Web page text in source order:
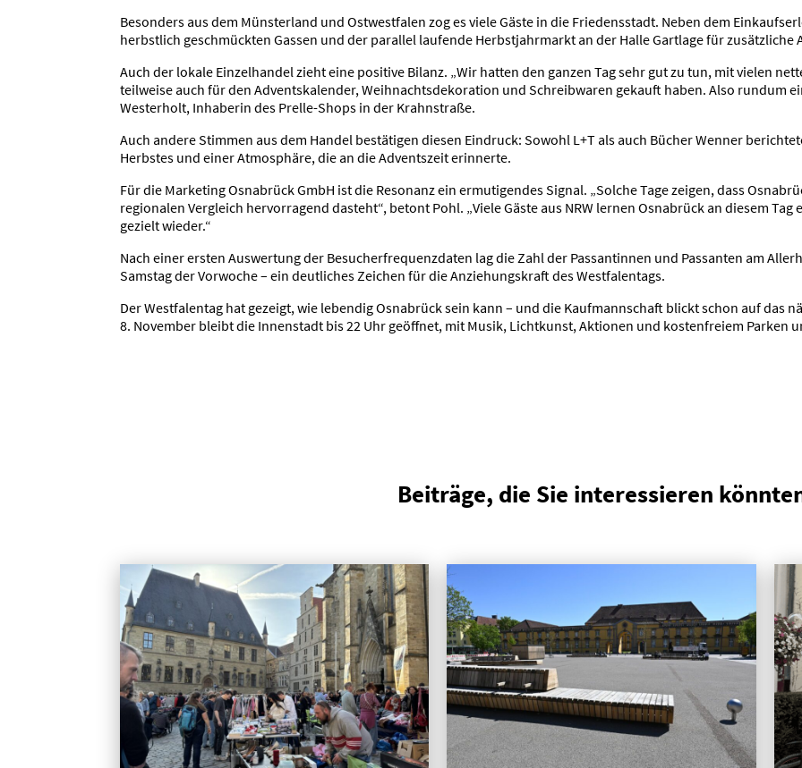
Besonders aus dem Münsterland und Ostwestfalen zog es viele Gäste in die Friedensstadt. Neben dem
herbstlich geschmückten Gassen und der parallel laufende Herbstjahrmarkt an der Halle Gartlage für zusätzliche
Auch der lokale Einzelhandel zieht eine positive Bilanz. „Wir hatten den ganzen Tag sehr gut zu tun, mit vielen
teilweise auch für den Adventskalender, Weihnachtsdekoration und Schreibwaren gekauft haben. Also rundum
Westerholt, Inhaberin des Prelle-Shops in der Krahnstraße.
Auch andere Stimmen aus dem Handel bestätigen diesen Eindruck: Sowohl L+T als auch Bücher Wenner
Herbstes und einer Atmosphäre, die an die Adventszeit erinnerte.
Für die Marketing Osnabrück GmbH ist die Resonanz ein ermutigendes Signal. „Solche Tage zeigen, dass
regionalen Vergleich hervorragend dasteht“, betont Pohl. „Viele Gäste aus NRW lernen Osnabrück an diesem
gezielt wieder.“
Nach einer ersten Auswertung der Besucherfrequenzdaten lag die Zahl der Passantinnen und Passanten am
Samstag der Vorwoche – ein deutliches Zeichen für die Anziehungskraft des Westfalentags.
Der Westfalentag hat gezeigt, wie lebendig Osnabrück sein kann – und die Kaufmannschaft blickt schon auf das
8. November bleibt die Innenstadt bis 22 Uhr geöffnet, mit Musik, Lichtkunst, Aktionen und kostenfreiem Parken
Beiträge, die Sie interessieren